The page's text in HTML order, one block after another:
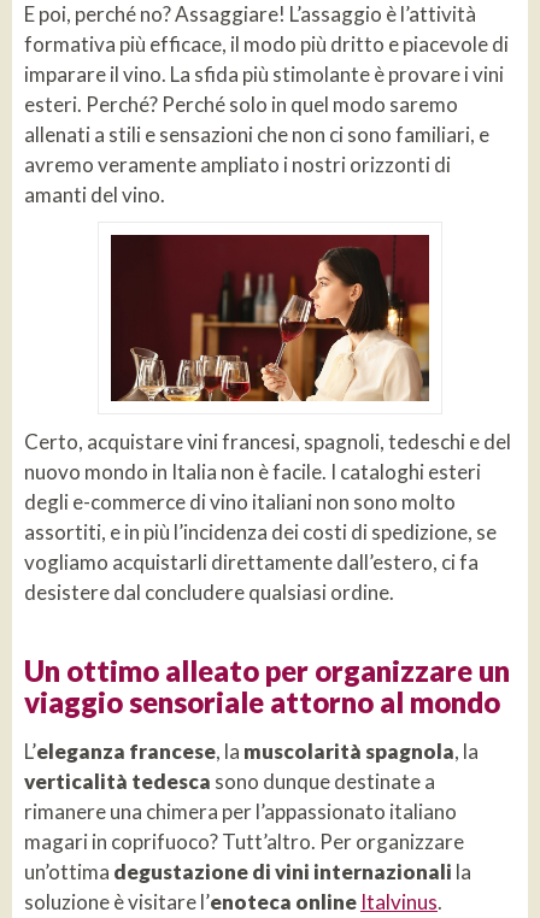
E poi, perché no? Assaggiare! L’assaggio è l’attività
formativa più efficace, il modo più dritto e piacevole di
imparare il vino. La sfida più stimolante è provare i vini
esteri. Perché? Perché solo in quel modo saremo
allenati a stili e sensazioni che non ci sono familiari, e
avremo veramente ampliato i nostri orizzonti di
amanti del vino.
Certo, acquistare vini francesi, spagnoli, tedeschi e del
nuovo mondo in Italia non è facile. I cataloghi esteri
degli e-commerce di vino italiani non sono molto
assortiti, e in più l’incidenza dei costi di spedizione, se
vogliamo acquistarli direttamente dall’estero, ci fa
desistere dal concludere qualsiasi ordine.
Un ottimo alleato per organizzare un
viaggio sensoriale attorno al mondo
L’eleganza francese, la muscolarità spagnola, la
verticalità tedesca sono dunque destinate a
rimanere una chimera per l’appassionato italiano
magari in coprifuoco? Tutt’altro. Per organizzare
un’ottima degustazione di vini internazionali la
soluzione è visitare l’enoteca online Italvinus.